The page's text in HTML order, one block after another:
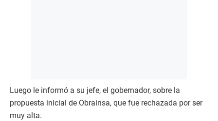
Luego le informó a su jefe, el gobernador, sobre la
propuesta inicial de Obrainsa, que fue rechazada por ser
muy alta.